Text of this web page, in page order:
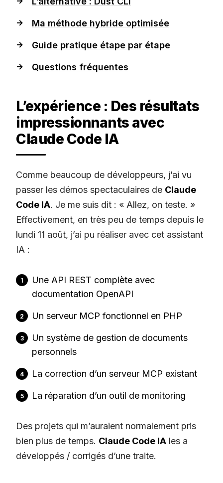
Ma méthode hybride optimisée
Guide pratique étape par étape
Questions fréquentes
L’expérience : Des résultats
impressionnants avec
Claude Code IA
Comme beaucoup de développeurs, j’ai vu
passer les démos spectaculaires de Claude
Code IA. Je me suis dit : « Allez, on teste. »
Effectivement, en très peu de temps depuis le
lundi 11 août, j’ai pu réaliser avec cet assistant
IA :
Une API REST complète avec
documentation OpenAPI
Un serveur MCP fonctionnel en PHP
Un système de gestion de documents
personnels
La correction d’un serveur MCP existant
La réparation d’un outil de monitoring
Des projets qui m’auraient normalement pris
bien plus de temps. Claude Code IA les a
développés / corrigés d’une traite.